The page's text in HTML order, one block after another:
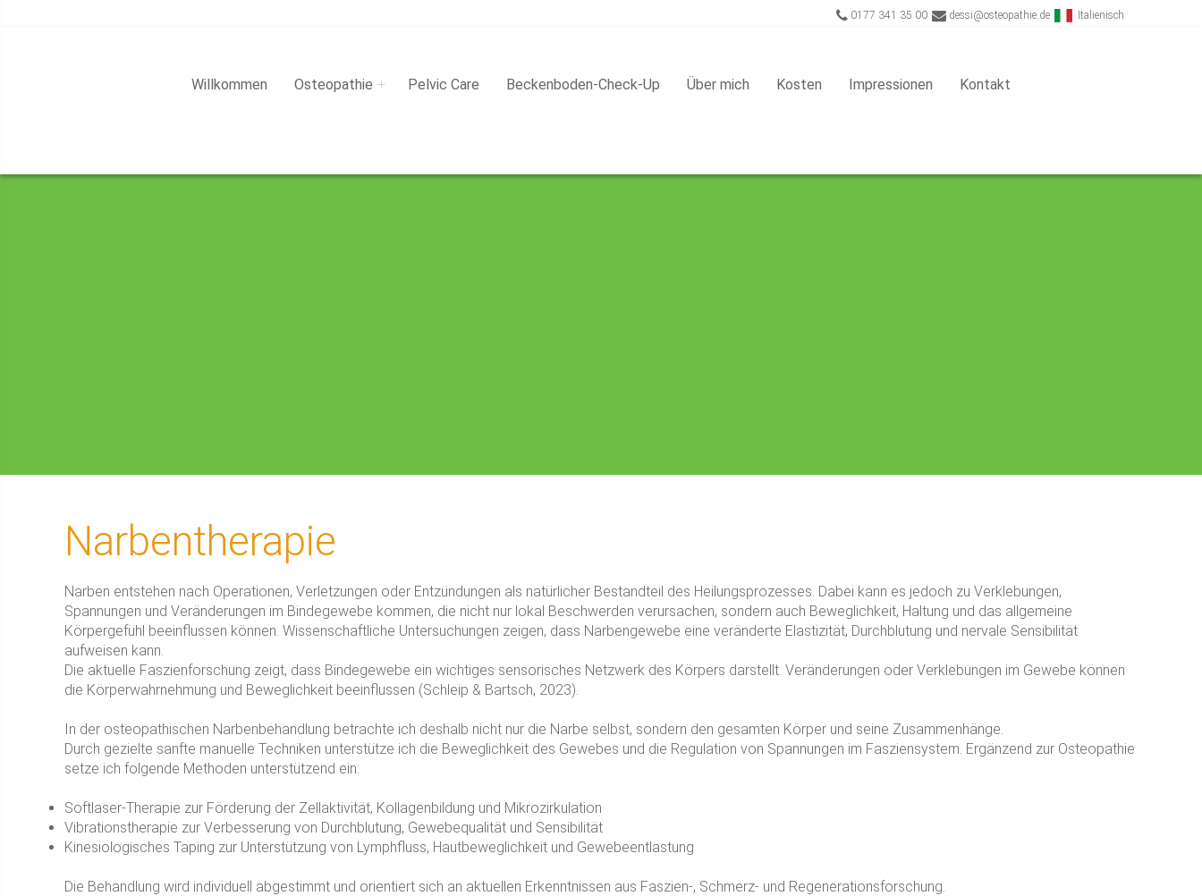
Italienisch
dessi@osteopathie.de
0177 341 35 00
Willkommen Osteopathie + Pelvic Care Beckenboden-Check-Up Über mich Kosten Impressionen Kontakt
Narbentherapie
Narben entstehen nach Operationen, Verletzungen oder Entzündungen als natürlicher Bestandteil des Heilungsprozesses. Dabei kann es jedoch zu Verklebungen,
Spannungen und Veränderungen im Bindegewebe kommen, die nicht nur lokal Beschwerden verursachen, sondern auch Beweglichkeit, Haltung und das allgemeine
Körpergefühl beeinflussen können. Wissenschaftliche Untersuchungen zeigen, dass Narbengewebe eine veränderte Elastizität, Durchblutung und nervale Sensibilität
aufweisen kann.
Die aktuelle Faszienforschung zeigt, dass Bindegewebe ein wichtiges sensorisches Netzwerk des Körpers darstellt. Veränderungen oder Verklebungen im Gewebe können
die Körperwahrnehmung und Beweglichkeit beeinflussen (Schleip & Bartsch, 2023).
In der osteopathischen Narbenbehandlung betrachte ich deshalb nicht nur die Narbe selbst, sondern den gesamten Körper und seine Zusammenhänge.
Durch gezielte sanfte manuelle Techniken unterstütze ich die Beweglichkeit des Gewebes und die Regulation von Spannungen im Fasziensystem. Ergänzend zur Osteopathie
setze ich folgende Methoden unterstützend ein:
Softlaser-Therapie zur Förderung der Zellaktivität, Kollagenbildung und Mikrozirkulation
Vibrationstherapie zur Verbesserung von Durchblutung, Gewebequalität und Sensibilität
Kinesiologisches Taping zur Unterstützung von Lymphfluss, Hautbeweglichkeit und Gewebeentlastung
Die Behandlung wird individuell abgestimmt und orientiert sich an aktuellen Erkenntnissen aus Faszien-, Schmerz- und Regenerationsforschung.